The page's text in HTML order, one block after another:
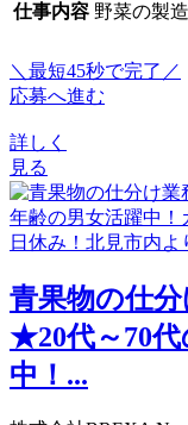
仕事内容 野菜の製
＼最短45秒で完了／
応募へ進む
詳しく
見る
青果物の仕
★20代～70代
中！...